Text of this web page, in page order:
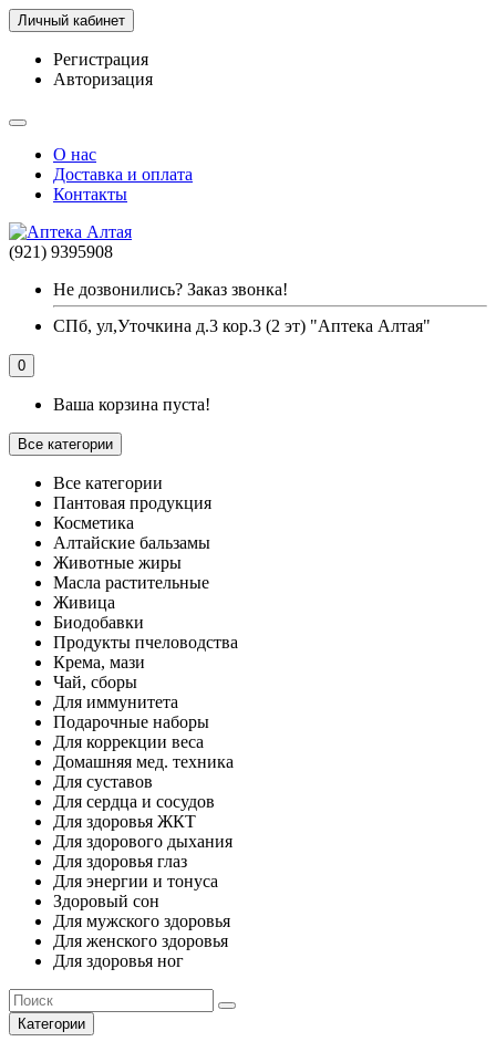
Личный кабинет
Регистрация
Авторизация
О нас
Доставка и оплата
Контакты
(921) 9395908
Не дозвонились? Заказ звонка!
СПб, ул,Уточкина д.3 кор.3 (2 эт) "Аптека Алтая"
0
Ваша корзина пуста!
Все категории
Все категории
Пантовая продукция
Косметика
Алтайские бальзамы
Животные жиры
Масла растительные
Живица
Биодобавки
Продукты пчеловодства
Крема, мази
Чай, сборы
Для иммунитета
Подарочные наборы
Для коррекции веса
Домашняя мед. техника
Для суставов
Для сердца и сосудов
Для здоровья ЖКТ
Для здорового дыхания
Для здоровья глаз
Для энергии и тонуса
Здоровый сон
Для мужского здоровья
Для женского здоровья
Для здоровья ног
Категории